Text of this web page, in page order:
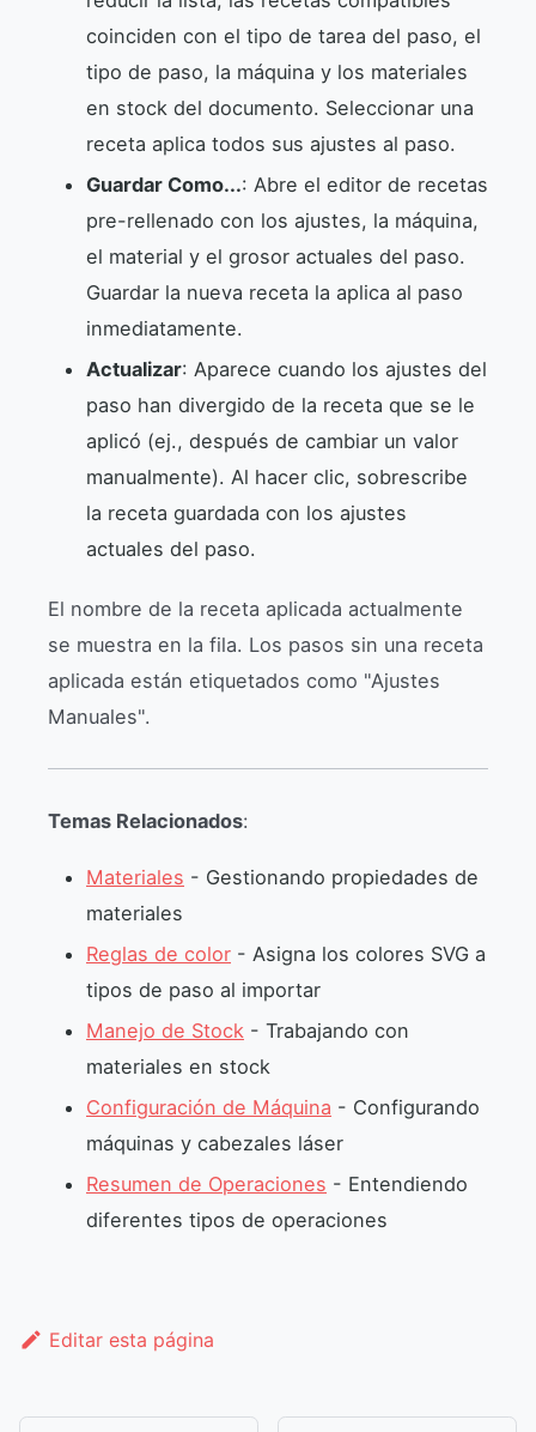
coinciden con el tipo de tarea del paso, el
tipo de paso, la máquina y los materiales
en stock del documento. Seleccionar una
receta aplica todos sus ajustes al paso.
Guardar Como...: Abre el editor de recetas
pre-rellenado con los ajustes, la máquina,
el material y el grosor actuales del paso.
Guardar la nueva receta la aplica al paso
inmediatamente.
Actualizar: Aparece cuando los ajustes del
paso han divergido de la receta que se le
aplicó (ej., después de cambiar un valor
manualmente). Al hacer clic, sobrescribe
la receta guardada con los ajustes
actuales del paso.
El nombre de la receta aplicada actualmente
se muestra en la fila. Los pasos sin una receta
aplicada están etiquetados como "Ajustes
Manuales".
Temas Relacionados:
Materiales - Gestionando propiedades de
materiales
Reglas de color - Asigna los colores SVG a
tipos de paso al importar
Manejo de Stock - Trabajando con
materiales en stock
Configuración de Máquina - Configurando
máquinas y cabezales láser
Resumen de Operaciones - Entendiendo
diferentes tipos de operaciones
Editar esta página